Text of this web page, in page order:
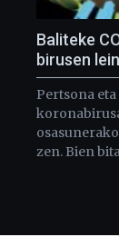
Baliteke
birusen
Pertsona
zen. Bien